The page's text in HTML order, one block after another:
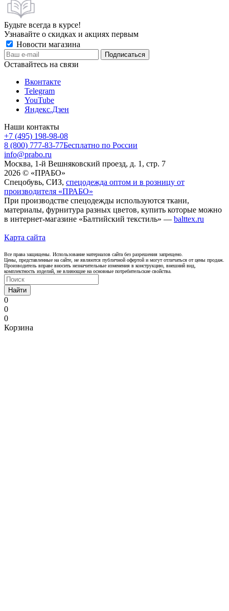
Будьте всегда в курсе!
Узнавайте о скидках и акциях первым
Новости магазина
Оставайтесь на связи
Вконтакте
Telegram
YouTube
Яндекс.Дзен
Наши контакты
+7 (495) 198-98-08
8 (800) 777-83-77Бесплатно по России
info@prabo.ru
Москва, 1-й Вешняковский проезд, д. 1, стр. 7
2026 © «ПРАБО»
Спецобувь, СИЗ, спецодежда оптом и в розницу от
производителя «ПРАБО»
При производстве спецодежды используются ткани,
материалы, фурнитура разных цветов, купить которые можно
в интернет-магазине «Балтийский текстиль» — balttex.ru
Карта сайта
Все права защищены. Использование материалов сайта без разрешения запрещено.
Цены, представленные на сайте, не являются публичной офертой и могут отличаться от цены продаж.
Производитель вправе вносить незначительные изменения в конструкцию, внешний вид,
комплектность изделий, не влияющие на основные потребительские свойства.
Найти
0
0
0
Корзина